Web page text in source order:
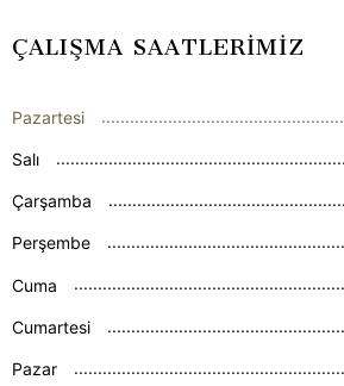
ÇALIŞMA SAATLERİMİZ
Pazartesi
Salı
Çarşamba
Perşembe
Cuma
Cumartesi
Pazar